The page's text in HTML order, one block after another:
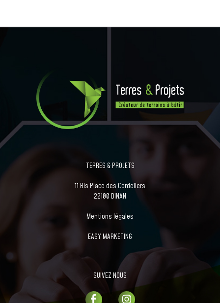
TERRES & PROJETS
11 Bis Place des Cordeliers
22100 DINAN
Mentions légales
EASY MARKETING
SUIVEZ NOUS